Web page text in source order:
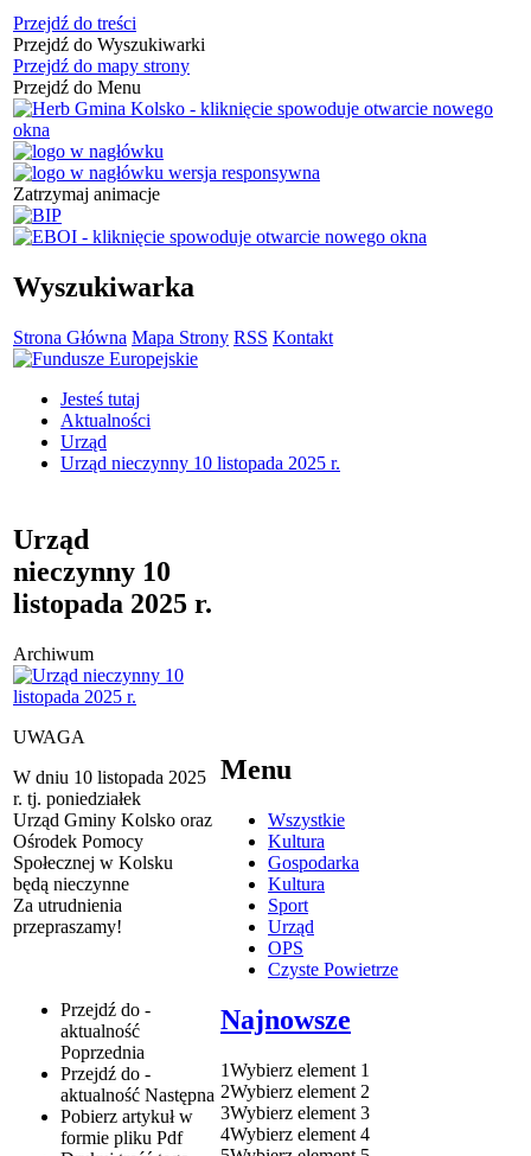
Przejdź do treści
Przejdź do Wyszukiwarki
Przejdź do mapy strony
Przejdź do Menu
Zatrzymaj animacje
Wyszukiwarka
Strona Główna Mapa Strony RSS Kontakt
Jesteś tutaj
Aktualności
Urząd
Urząd nieczynny 10 listopada 2025 r.
Urząd
nieczynny 10
listopada 2025 r.
Archiwum
UWAGA
W dniu 10 listopada 2025
r. tj. poniedziałek
Urząd Gminy Kolsko oraz
Ośrodek Pomocy
Społecznej w Kolsku
będą nieczynne
Za utrudnienia
przepraszamy!
Przejdź do -
aktualność
Poprzednia
Przejdź do -
aktualność Następna
Pobierz artykuł w
formie pliku Pdf
Menu
Wszystkie
Kultura
Gospodarka
Kultura
Sport
Urząd
OPS
Czyste Powietrze
Najnowsze
1Wybierz element 1
2Wybierz element 2
3Wybierz element 3
4Wybierz element 4